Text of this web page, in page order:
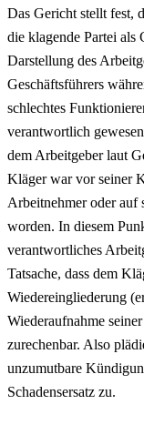
Das Gericht stellt fest,
die klagende Partei als
Darstellung des
Geschäftsführers
schlechtes
verantwortlich
dem Arbeitgeber laut
Kläger war vor seiner
Arbeitnehmer oder auf
worden. In diesem
verantwortliches
Tatsache, dass dem
Wiedereingliederung
Wiederaufnahme
zurechenbar. Also
unzumutbare
Schadensersatz zu.